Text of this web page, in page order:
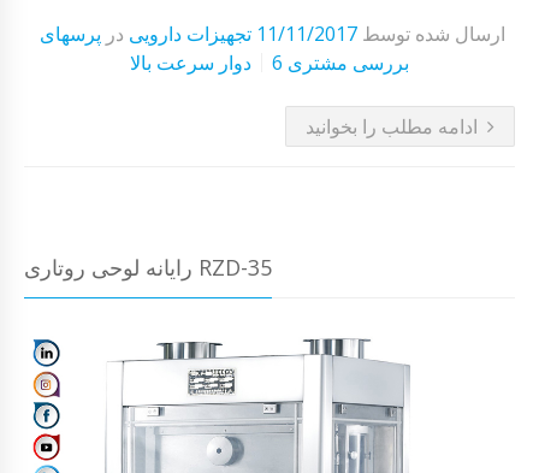
ارسال شده توسط11/11/2017 تجهیزات دارویی در پرسهای
دوار سرعت بالا
6 بررسی مشتری
ادامه مطلب را بخوانید
رایانه لوحی روتاری RZD-35